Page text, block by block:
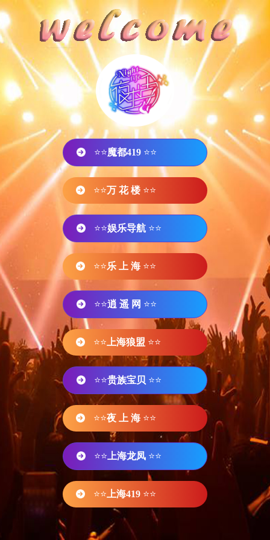
⭐⭐魔都419 ⭐⭐
⭐⭐万 花 楼 ⭐⭐
⭐⭐娱乐导航 ⭐⭐
⭐⭐乐 上 海 ⭐⭐
⭐⭐逍 遥 网 ⭐⭐
⭐⭐ 上海狼盟 ⭐⭐
⭐⭐贵族宝贝 ⭐⭐
⭐⭐夜 上 海 ⭐⭐
⭐⭐ 上海龙凤 ⭐⭐
⭐⭐ 上海419 ⭐⭐